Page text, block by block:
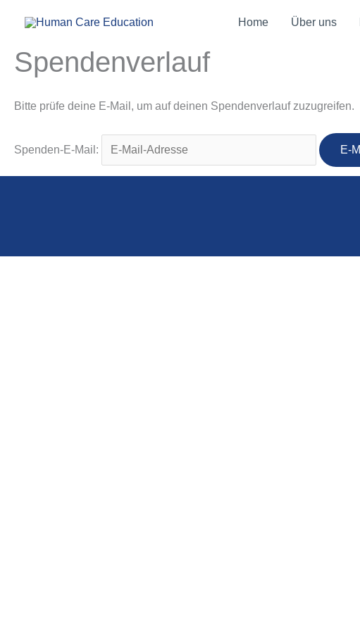
Inhalt
springen
Home Über uns
Spendenverlauf
Bitte prüfe deine E-Mail, um auf deinen Spendenverlauf zuzugreifen.
Spenden-E-Mail: